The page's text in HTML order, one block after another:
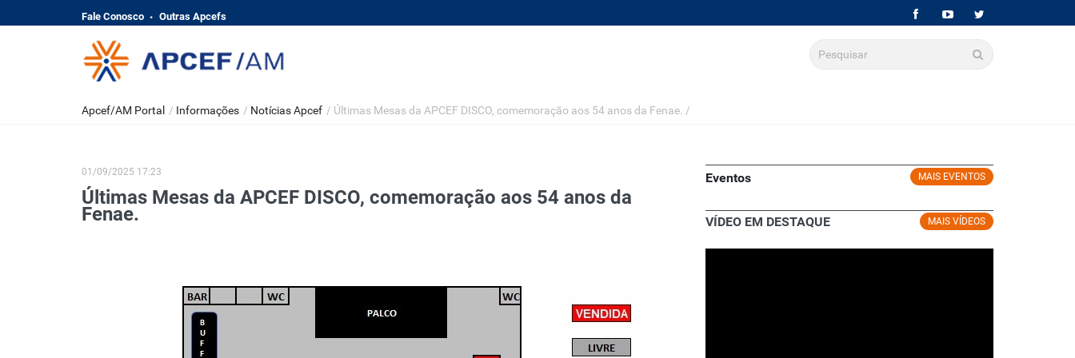
Fale Conosco Outras Apcefs
Apcef/AM Portal / Informações / Notícias Apcef / Últimas Mesas da APCEF DISCO, comemoração aos 54 anos da Fenae. /
01/09/2025 17:23
Últimas Mesas da APCEF DISCO, comemoração aos 54 anos da
Fenae.
MAIS EVENTOS
Eventos
MAIS VÍDEOS
VÍDEO EM DESTAQUE